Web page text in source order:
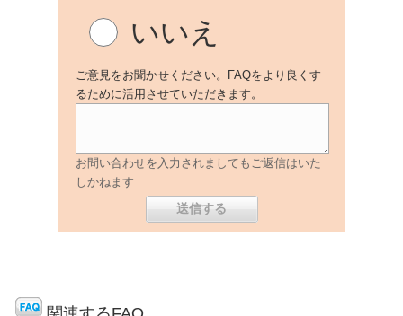
いいえ
ご意見をお聞かせください。FAQをより良くす
るために活用させていただきます。
お問い合わせを入力されましてもご返信はいた
しかねます